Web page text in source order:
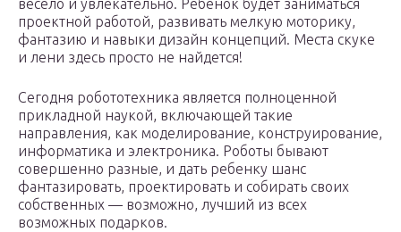
весело и увлекательно. Ребенок будет заниматься
проектной работой, развивать мелкую моторику,
фантазию и навыки дизайн концепций. Места скуке
и лени здесь просто не найдется!
Сегодня робототехника является полноценной
прикладной наукой, включающей такие
направления, как моделирование, конструирование,
информатика и электроника. Роботы бывают
совершенно разные, и дать ребенку шанс
фантазировать, проектировать и собирать своих
собственных — возможно, лучший из всех
возможных подарков.